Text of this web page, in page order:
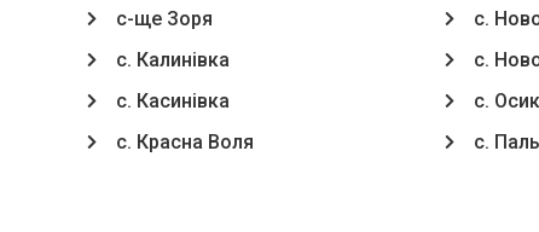
с-ще Зоря
с. Калинівка
с. Касинівка
с. Красна Воля
с.
с.
с.
с.